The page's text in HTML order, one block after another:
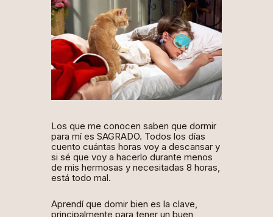
Los que me conocen saben que dormir
para mí es SAGRADO. Todos los días
cuento cuántas horas voy a descansar y
si sé que voy a hacerlo durante menos
de mis hermosas y necesitadas 8 horas,
está todo mal.
Aprendí que domir bien es la clave,
principalmente para tener un buen